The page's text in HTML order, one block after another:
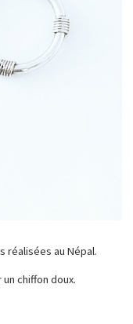
réalisées au Népal.
chiffon doux.